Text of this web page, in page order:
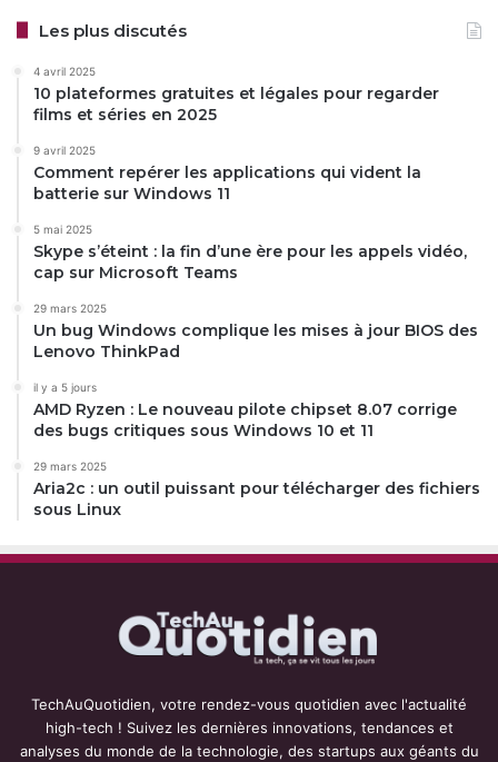
Les plus discutés
4 avril 2025
10 plateformes gratuites et légales pour regarder
films et séries en 2025
9 avril 2025
Comment repérer les applications qui vident la
batterie sur Windows 11
5 mai 2025
Skype s’éteint : la fin d’une ère pour les appels vidéo,
cap sur Microsoft Teams
29 mars 2025
Un bug Windows complique les mises à jour BIOS des
Lenovo ThinkPad
il y a 5 jours
AMD Ryzen : Le nouveau pilote chipset 8.07 corrige
des bugs critiques sous Windows 10 et 11
29 mars 2025
Aria2c : un outil puissant pour télécharger des fichiers
sous Linux
TechAuQuotidien, votre rendez-vous quotidien avec l'actualité
high-tech ! Suivez les dernières innovations, tendances et
analyses du monde de la technologie, des startups aux géants du